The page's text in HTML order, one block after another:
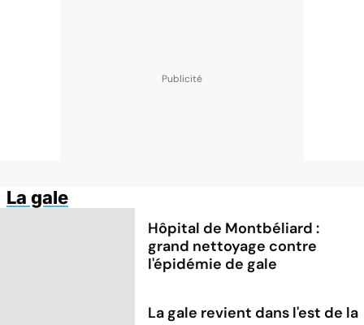
La gale
Hôpital de Montbéliard :
grand nettoyage contre
l'épidémie de gale
La gale revient dans l'est de la